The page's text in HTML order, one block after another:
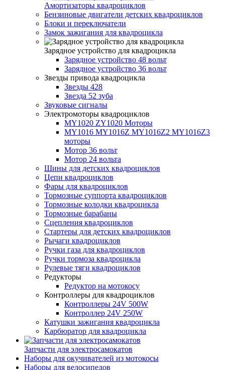
Амортизаторы квадроциклов
Бензиновые двигатели детских квадроциклов
Блоки и переключатели
Замок зажигания для квадроцикла
Зарядное устройство для квадроцикла
Зарядное устройство 48 вольт
Зарядное устройство 36 вольт
Звезды привода квадроцикла
Звезды 428
Звезда 52 зуба
Звуковые сигналы
Электромоторы квадроциклов
MY1020 ZY1020 Моторы
MY1016 MY1016Z MY1016Z2 MY1016Z3
моторы
Мотор 36 вольт
Мотор 24 вольта
Шины для детских квадроциклов
Цепи квадроциклов
Фары для квадроциклов
Тормозные суппорта квадроциклов
Тормозные колодки квадроцикла
Тормозные барабаны
Сцепления квадроциклов
Стартеры для детских квадроциклов
Рычаги квадроциклов
Ручки газа для квадроциклов
Ручки тормоза квадроцикла
Рулевые тяги квадроциклов
Редукторы
Редуктор на мотокосу
Контроллеры для квадроциклов
Контроллеры 24V 500W
Контроллер 24V 250W
Катушки зажигания квадроцикла
Карбюратор для квадроцикла
Запчасти для электросамокатов
Наборы для окучивателей из мотокосы
Наборы для велосипедов